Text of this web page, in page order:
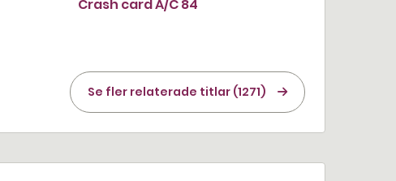
Crash card A/C 84
Se fler relaterade titlar (1271)